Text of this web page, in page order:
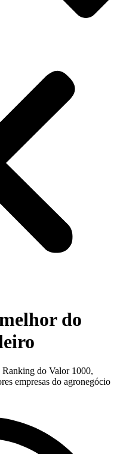
do
Ranking do Valor 1000,
empresas do agronegócio